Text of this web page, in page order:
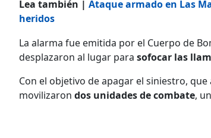
Lea también | Ataque armado en Las
heridos
La alarma fue emitida por el Cuerpo de
desplazaron al lugar para sofocar las
Con el objetivo de apagar el siniestro,
movilizaron dos unidades de combate,